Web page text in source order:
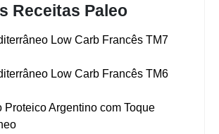
Receitas Paleo
Low Carb Francês TM7
Low Carb Francês TM6
Proteico Argentino com Toque